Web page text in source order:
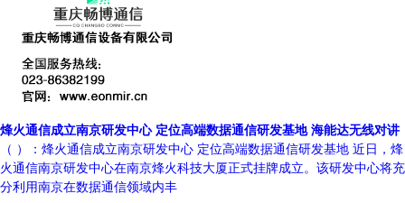
烽火通信成立南京研发中心 定位高端数据通信研发基地 海能达无线对讲
（ ）：烽火通信成立南京研发中心 定位高端数据通信研发基地 近日，烽
火通信南京研发中心在南京烽火科技大厦正式挂牌成立。该研发中心将充
分利用南京在数据通信领域内丰